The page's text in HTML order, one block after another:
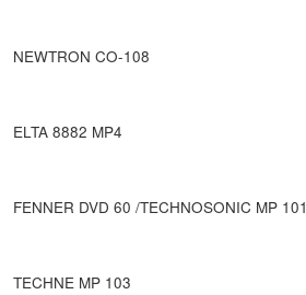
NEWTRON CO-108
ELTA 8882 MP4
FENNER DVD 60 /TECHNOSONIC MP 101
TECHNE MP 103